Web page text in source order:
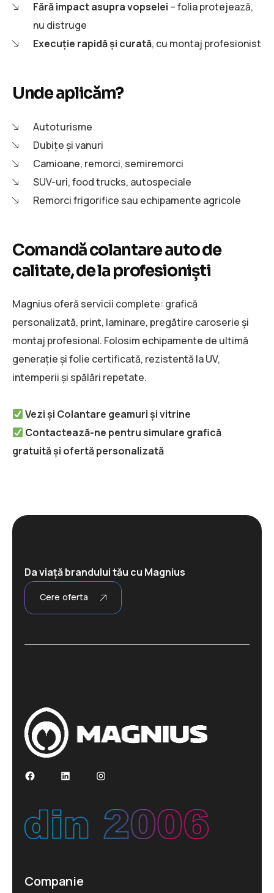
Fără impact asupra vopselei – folia protejează,
nu distruge
Execuție rapidă și curată, cu montaj profesionist
Unde aplicăm?
Autoturisme
Dubițe și vanuri
Camioane, remorci, semiremorci
SUV-uri, food trucks, autospeciale
Remorci frigorifice sau echipamente agricole
Comandă colantare auto de
calitate, de la profesioniști
Magnius oferă servicii complete: grafică
personalizată, print, laminare, pregătire caroserie și
montaj profesional. Folosim echipamente de ultimă
generație și folie certificată, rezistentă la UV,
intemperii și spălări repetate.
Vezi și Colantare geamuri și vitrine
Contactează-ne pentru simulare grafică
gratuită și ofertă personalizată
Da viață brandului tău cu Magnius
Cere oferta
Companie